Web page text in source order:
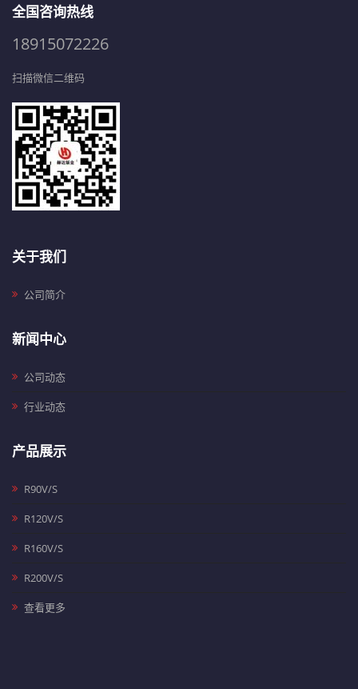
全国咨询热线
18915072226
扫描微信二维码
关于我们
公司简介
新闻中心
公司动态
行业动态
产品展示
R90V/S
R120V/S
R160V/S
R200V/S
查看更多